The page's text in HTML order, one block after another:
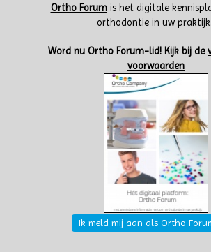
Ortho Forumis het digitale
orthodontie in uw praktijk.
Word nu Ortho Forum-lid! Kijk bij de
voorwaarden
Ik meld mij aan als Ortho